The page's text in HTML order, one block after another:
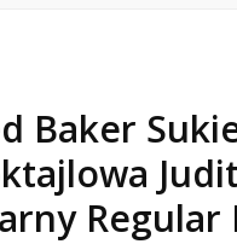
Baker
Regular